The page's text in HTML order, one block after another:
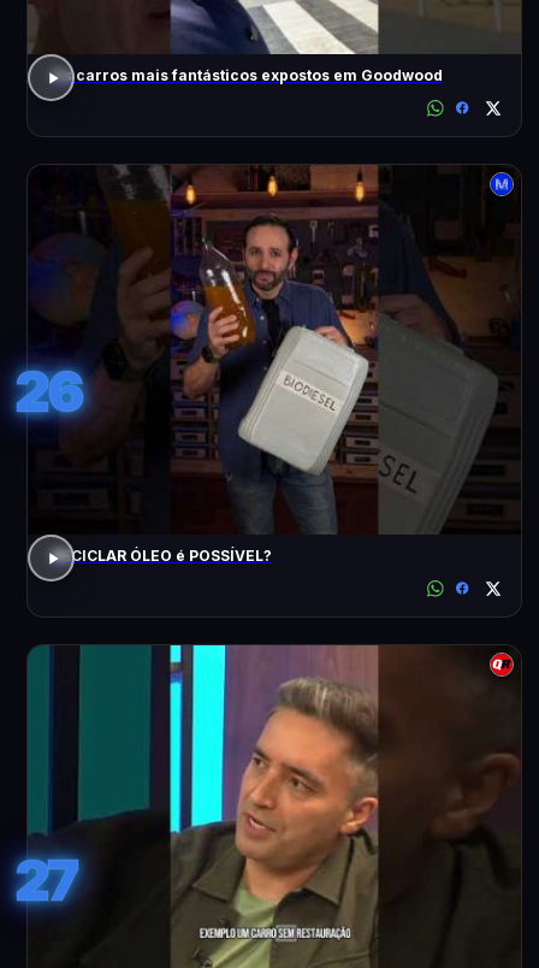
Os carros mais fantásticos expostos em Goodwood
26
RECICLAR ÓLEO é POSSÍVEL?
27